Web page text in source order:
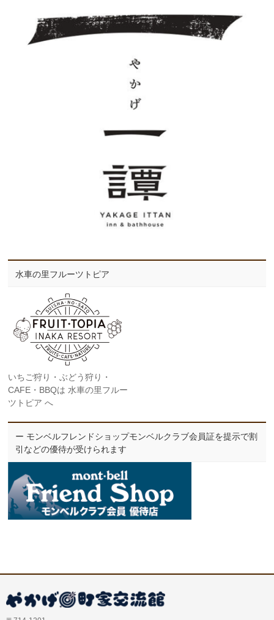
水車の里フルーツトピア
いちご狩り・ぶどう狩り・
CAFE・BBQは 水車の里フルー
ツトピア へ
ー モンベルフレンドショップモンベルクラブ会員証を提示で割
引などの優待が受けられます